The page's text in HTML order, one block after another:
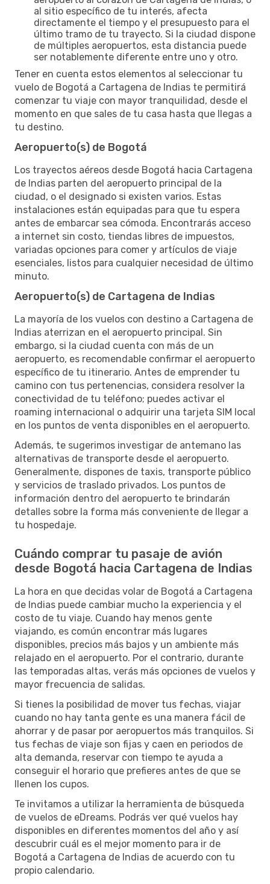
al sitio específico de tu interés, afecta
directamente el tiempo y el presupuesto para el
último tramo de tu trayecto. Si la ciudad dispone
de múltiples aeropuertos, esta distancia puede
ser notablemente diferente entre uno y otro.
Tener en cuenta estos elementos al seleccionar tu
vuelo de Bogotá a Cartagena de Indias te permitirá
comenzar tu viaje con mayor tranquilidad, desde el
momento en que sales de tu casa hasta que llegas a
tu destino.
Aeropuerto(s) de Bogotá
Los trayectos aéreos desde Bogotá hacia Cartagena
de Indias parten del aeropuerto principal de la
ciudad, o el designado si existen varios. Estas
instalaciones están equipadas para que tu espera
antes de embarcar sea cómoda. Encontrarás acceso
a internet sin costo, tiendas libres de impuestos,
variadas opciones para comer y artículos de viaje
esenciales, listos para cualquier necesidad de último
minuto.
Aeropuerto(s) de Cartagena de Indias
La mayoría de los vuelos con destino a Cartagena de
Indias aterrizan en el aeropuerto principal. Sin
embargo, si la ciudad cuenta con más de un
aeropuerto, es recomendable confirmar el aeropuerto
específico de tu itinerario. Antes de emprender tu
camino con tus pertenencias, considera resolver la
conectividad de tu teléfono; puedes activar el
roaming internacional o adquirir una tarjeta SIM local
en los puntos de venta disponibles en el aeropuerto.
Además, te sugerimos investigar de antemano las
alternativas de transporte desde el aeropuerto.
Generalmente, dispones de taxis, transporte público
y servicios de traslado privados. Los puntos de
información dentro del aeropuerto te brindarán
detalles sobre la forma más conveniente de llegar a
tu hospedaje.
Cuándo comprar tu pasaje de avión
desde Bogotá hacia Cartagena de Indias
La hora en que decidas volar de Bogotá a Cartagena
de Indias puede cambiar mucho la experiencia y el
costo de tu viaje. Cuando hay menos gente
viajando, es común encontrar más lugares
disponibles, precios más bajos y un ambiente más
relajado en el aeropuerto. Por el contrario, durante
las temporadas altas, verás más opciones de vuelos y
mayor frecuencia de salidas.
Si tienes la posibilidad de mover tus fechas, viajar
cuando no hay tanta gente es una manera fácil de
ahorrar y de pasar por aeropuertos más tranquilos. Si
tus fechas de viaje son fijas y caen en periodos de
alta demanda, reservar con tiempo te ayuda a
conseguir el horario que prefieres antes de que se
llenen los cupos.
Te invitamos a utilizar la herramienta de búsqueda
de vuelos de eDreams. Podrás ver qué vuelos hay
disponibles en diferentes momentos del año y así
descubrir cuál es el mejor momento para ir de
Bogotá a Cartagena de Indias de acuerdo con tu
propio calendario.